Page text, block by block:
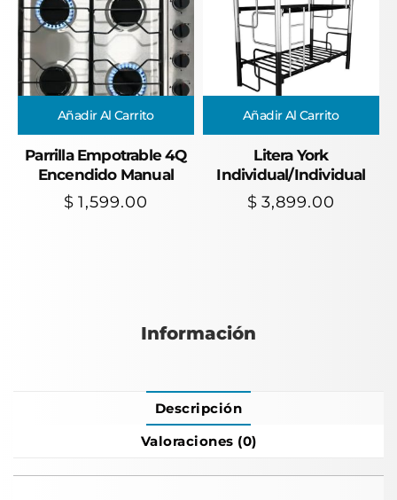
Añadir Al Carrito
Parrilla Empotrable 4Q
Encendido Manual
$ 1,599.00
Añadir Al Carrito
Litera York
Individual/Individual
$ 3,899.00
Información
Descripción
Valoraciones (0)